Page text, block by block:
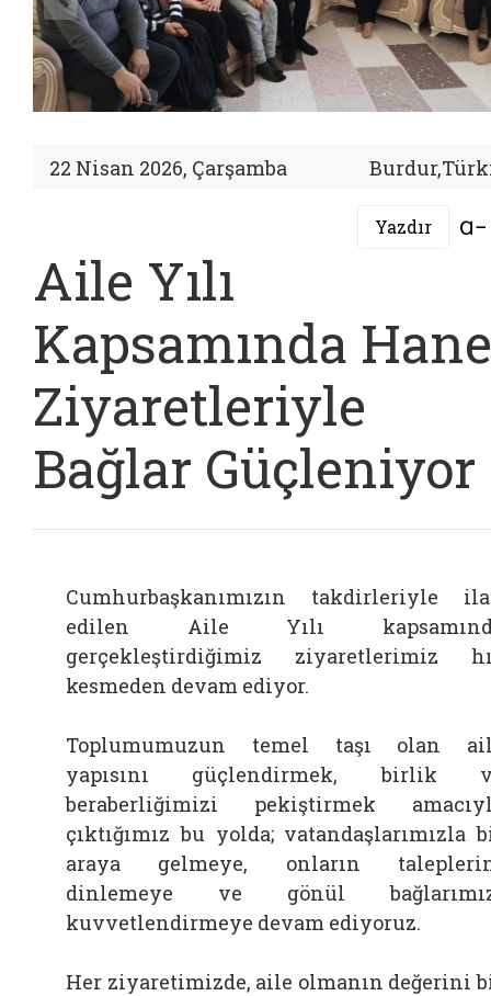
22 Nisan 2026, Çarşamba
Yazdır
Aile Yılı
Kapsamında Hane
Ziyaretleriyle
Bağlar Güçleniyor
Cumhurbaşkanımızın takdirleriyle
edilen Aile Yılı
gerçekleştirdiğimiz ziyaretlerimiz
kesmeden devam ediyor.
Toplumumuzun temel taşı olan
yapısını güçlendirmek, birlik
beraberliğimizi pekiştirmek
çıktığımız bu yolda; vatandaşlarımızla
araya gelmeye, onların
dinlemeye ve gönül
kuvvetlendirmeye devam ediyoruz.
Her ziyaretimizde, aile olmanın değerini